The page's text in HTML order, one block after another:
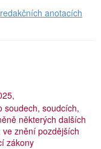
redakčních anotacích
soudech, soudcích,
některých dalších
znění pozdějších
zákony